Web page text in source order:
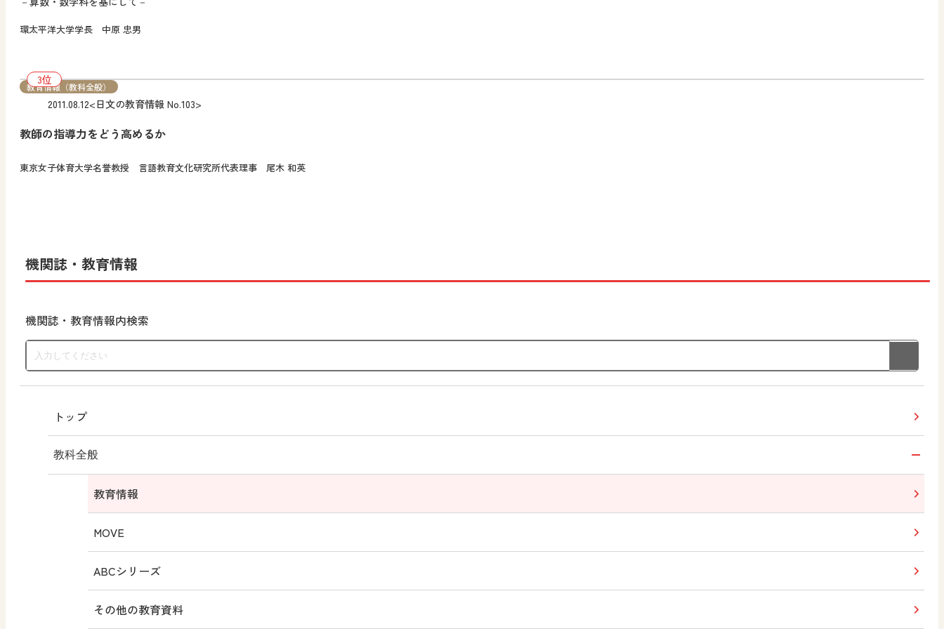
環太平洋大学学長 中原 忠男
教師の指導力をどう高めるか
東京女子体育大学名誉教授 言語教育文化研究所代表理事 尾木 和英
2011.08.12<日文の教育情報 No.103>
教育情報（教科全般）
機関誌・教育情報
機関誌・教育情報内検索
トップ
教科全般
教育情報
MOVE
ABCシリーズ
その他の教育資料